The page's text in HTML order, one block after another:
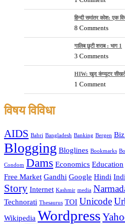
हिन्दी समांतर कोश: एक
8 Comments
गालिब छुटी शराब : भाग 1
3 Comments
HIW: खुद कंप्यूटर
1 Comment
विषय विविधा
AIDS Babri Bangladesh Banking Bergen
Blogging Bloglines Bookmarks
Condom Dams Economics Education
Free Market Gandhi Google Hindi
Story Internet Kashmir media
Technorati Thesaurus TOI Unicode
Wikipedia Wordpress